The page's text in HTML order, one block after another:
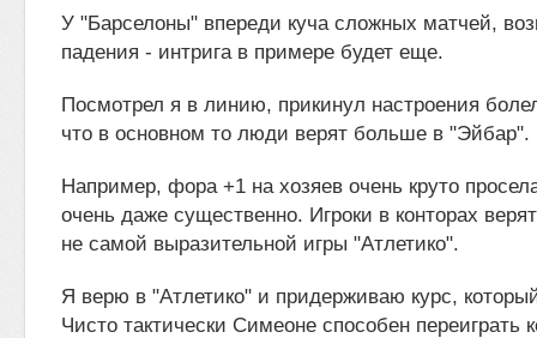
У "Барселоны" впереди куча сложных матчей,
падения - интрига в примере будет еще.
Посмотрел я в линию, прикинул настроения
что в основном то люди верят больше в "Эйбар".
Например, фора +1 на хозяев очень круто
очень даже существенно. Игроки в конторах
не самой выразительной игры "Атлетико".
Я верю в "Атлетико" и придерживаю курс,
Чисто тактически Симеоне способен переиграть